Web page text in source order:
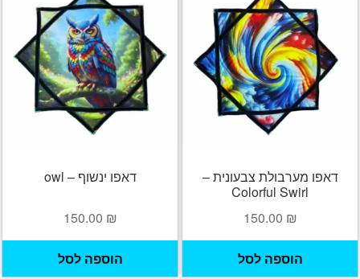
דאפו מערבולת צבעונית –
Colorful Swirl
150.00 ₪
הוספה לסל
דאפו ינשוף – owl
150.00 ₪
הוספה לסל